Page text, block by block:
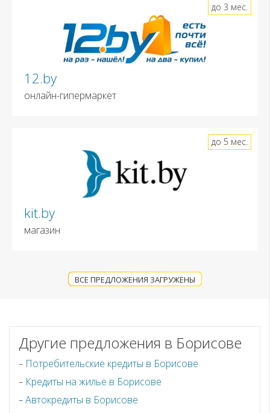
12.by
онлайн-гипермаркет
до 3 мес.
kit.by
магазин
до 5 мес.
ВСЕ ПРЕДЛОЖЕНИЯ ЗАГРУЖЕНЫ
Другие предложения в Борисове
Потребительские кредиты в Борисове
Кредиты на жилье в Борисове
Автокредиты в Борисове